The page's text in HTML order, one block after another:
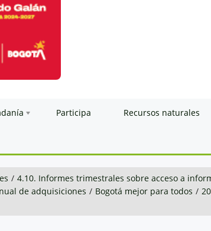
Participa Recursos naturales
/ 4.10. Informes trimestrales sobre acceso a
de adquisiciones / Bogotá mejor para todos /